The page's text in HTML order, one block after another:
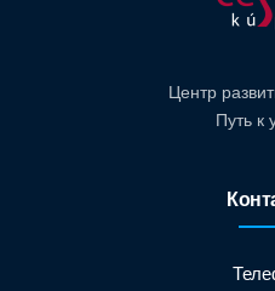
Центр
Путь к